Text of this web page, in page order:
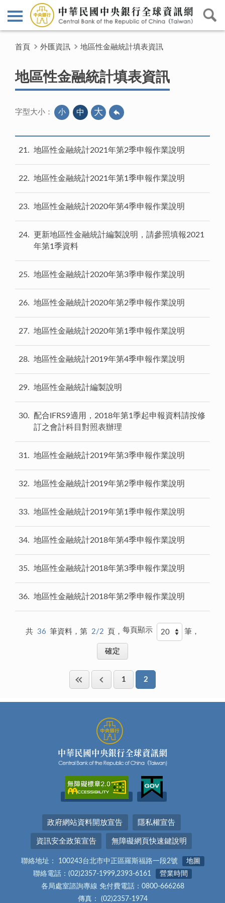
首頁 外匯資訊 地區性金融統計填表資訊
地區性金融統計填表資訊
字型大小： 小 中 大
21 地區性金融統計2021年第2季申報作業說明
22 地區性金融統計2021年第1季申報作業說明
23 地區性金融統計2020年第4季申報作業說明
24
更新地區性金融統計編製說明，請參照填報2021
年第1季資料
25 地區性金融統計2020年第3季申報作業說明
26 地區性金融統計2020年第2季申報作業說明
27 地區性金融統計2020年第1季申報作業說明
28 地區性金融統計2019年第4季申報作業說明
29 地區性金融統計編製說明
30
配合IFRS9適用，2018年第1季起申報資料請按修
訂之會計科目對照表辦理
31 地區性金融統計2019年第3季申報作業說明
32 地區性金融統計2019年第2季申報作業說明
33 地區性金融統計2019年第1季申報作業說明
34 地區性金融統計2018年第4季申報作業說明
35 地區性金融統計2018年第3季申報作業說明
36 地區性金融統計2018年第2季申報作業說明
共 36 筆資料，第 2/2 頁， 每頁顯示 筆，
1 2
政府網站資料開放宣告 隱私權宣告
資訊安全政策宣告 無障礙網頁快速鍵說明
聯絡地址： 100243台北市中正區羅斯福路一段2號
地圖
聯絡電話：(02)2357-1999,2393-6161
營業時間
各局處室諮詢專線 免付費電話：0800-666268
傳真： (02)2357-1974